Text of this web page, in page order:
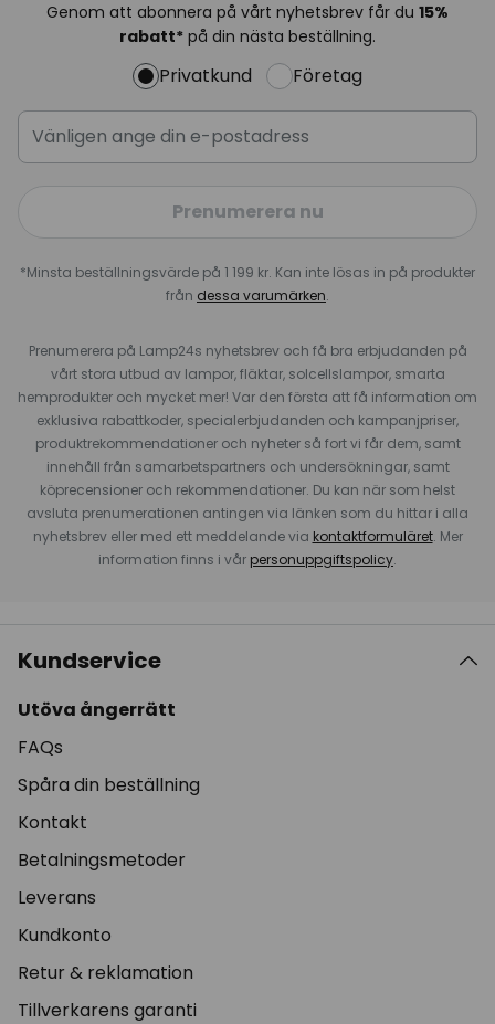
Genom att abonnera på vårt nyhetsbrev får du 15%
rabatt* på din nästa beställning.
Privatkund Företag
Prenumerera nu
*Minsta beställningsvärde på 1 199 kr. Kan inte lösas in på produkter
från dessa varumärken.
Prenumerera på Lamp24s nyhetsbrev och få bra erbjudanden på
vårt stora utbud av lampor, fläktar, solcellslampor, smarta
hemprodukter och mycket mer! Var den första att få information om
exklusiva rabattkoder, specialerbjudanden och kampanjpriser,
produktrekommendationer och nyheter så fort vi får dem, samt
innehåll från samarbetspartners och undersökningar, samt
köprecensioner och rekommendationer. Du kan när som helst
avsluta prenumerationen antingen via länken som du hittar i alla
nyhetsbrev eller med ett meddelande via kontaktformuläret. Mer
information finns i vår personuppgiftspolicy.
Kundservice
Utöva ångerrätt
FAQs
Spåra din beställning
Kontakt
Betalningsmetoder
Leverans
Kundkonto
Retur & reklamation
Tillverkarens garanti